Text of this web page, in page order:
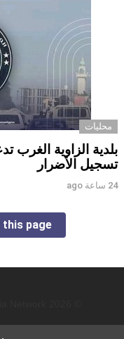
محليات
بلدية الزاوية الغرب
تسجيل الأضرار
24 ساعة ago
page